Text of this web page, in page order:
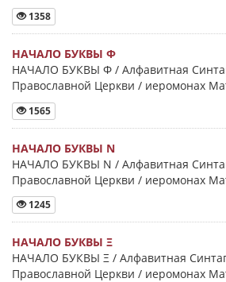
1358
НАЧАЛО БУКВЫ Φ
НАЧАЛО БУКВЫ Φ / Алфавитная
Православной Церкви / иеромонах
1565
НАЧАЛО БУКВЫ Ν
НАЧАЛО БУКВЫ Ν / Алфавитная
Православной Церкви / иеромонах
1245
НАЧАЛО БУКВЫ Ξ
НАЧАЛО БУКВЫ Ξ / Алфавитная
Православной Церкви / иеромонах